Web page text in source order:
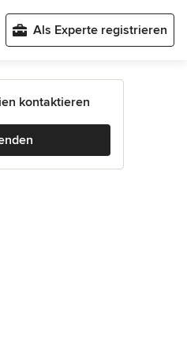
Als Experte registrieren
kontaktieren